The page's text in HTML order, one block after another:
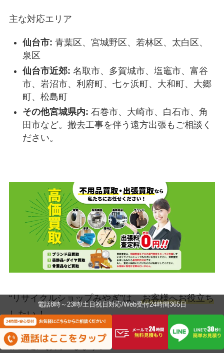
主な対応エリア
仙台市: 青葉区、宮城野区、若林区、太白区、
泉区
仙台市近郊: 名取市、多賀城市、塩竈市、富谷
市、岩沼市、利府町、七ヶ浜町、大和町、大郷
町、松島町
その他宮城県内: 石巻市、大崎市、白石市、角
田市など。撤去工事を伴う遠方出張もご相談く
ださい。
“リサイクルショップみやぎ”は、 お客様へお役立ち
したい！
“捨てるの” は、もったない。不用品処分の前に出
張査定にお伺いします。
電話8時～23時/土日祝日対応/Web受付24時間365日